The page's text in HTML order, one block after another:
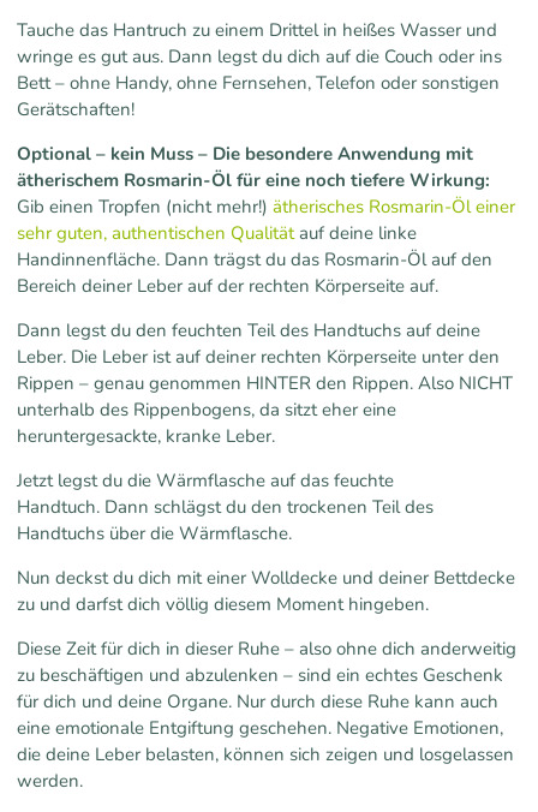
Tauche das Hantruch zu einem Drittel in heißes Wasser und
wringe es gut aus. Dann legst du dich auf die Couch oder ins
Bett – ohne Handy, ohne Fernsehen, Telefon oder sonstigen
Gerätschaften!
Optional – kein Muss – Die besondere Anwendung mit
ätherischem Rosmarin-Öl für eine noch tiefere Wirkung:
Gib einen Tropfen (nicht mehr!)ätherisches Rosmarin-Öl einer
sehr guten, authentischen Qualitätauf deine linke
Handinnenfläche. Dann trägst du das Rosmarin-Öl auf den
Bereich deiner Leber auf der rechten Körperseite auf.
Dann legst du den feuchten Teil des Handtuchs auf deine
Leber. Die Leber ist auf deiner rechten Körperseite unter den
Rippen – genau genommen HINTER den Rippen. Also NICHT
unterhalb des Rippenbogens, da sitzt eher eine
heruntergesackte, kranke Leber.
Jetzt legst du die Wärmflasche auf das feuchte
Handtuch. Dann schlägst du den trockenen Teil des
Handtuchs über die Wärmflasche.
Nun deckst du dich mit einer Wolldecke und deiner Bettdecke
zu und darfst dich völlig diesem Moment hingeben.
Diese Zeit für dich in dieser Ruhe – also ohne dich anderweitig
zu beschäftigen und abzulenken – sind ein echtes Geschenk
für dich und deine Organe. Nur durch diese Ruhe kann auch
eine emotionale Entgiftung geschehen. Negative Emotionen,
die deine Leber belasten, können sich zeigen und losgelassen
werden.